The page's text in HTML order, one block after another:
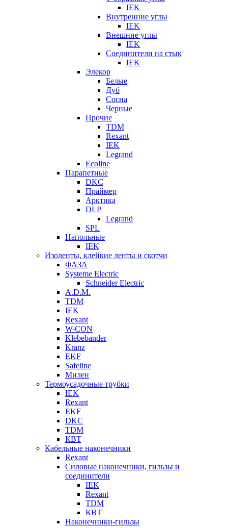
IEK
Внутренние углы
IEK
Внешние углы
IEK
Соединители на стык
IEK
Элекор
Белые
Дуб
Сосна
Черные
Прочие
TDM
Rexant
IEK
Legrand
Ecoline
Парапетные
DKC
Праймер
Арктика
DLP
Legrand
SPL
Напольные
IEK
Изоленты, клейкие ленты и скотчи
ФАЗА
Systeme Electric
Schneider Electric
A.D.M.
TDM
IEK
Rexant
W-CON
Klebebander
Kranz
EKF
Safeline
Милен
Термоусадочные трубки
IEK
Rexant
EKF
DKC
TDM
КВТ
Кабельные наконечники
Rexant
Силовые наконечники, гильзы и
соединители
IEK
Rexant
TDM
КВТ
Наконечники-гильзы